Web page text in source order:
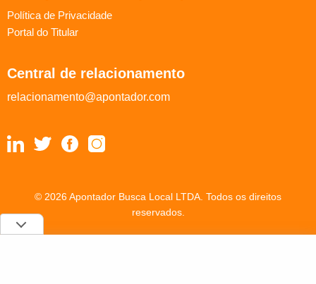
Política de Privacidade
Portal do Titular
Central de relacionamento
relacionamento@apontador.com
© 2026 Apontador Busca Local LTDA. Todos os direitos
reservados.